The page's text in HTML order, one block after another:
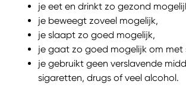
je eet en drinkt zo gezond
je beweegt zoveel mogelijk,
je slaapt zo goed mogelijk,
je gaat zo goed mogelijk om met
je gebruikt geen verslavende
sigaretten, drugs of veel alcohol.